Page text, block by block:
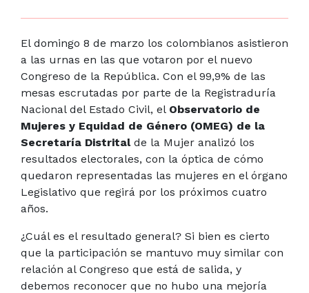
El domingo 8 de marzo los colombianos asistieron
a las urnas en las que votaron por el nuevo
Congreso de la República. Con el 99,9% de las
mesas escrutadas por parte de la Registraduría
Nacional del Estado Civil, el Observatorio de
Mujeres y Equidad de Género (OMEG) de la
Secretaría Distritalde la Mujer analizó los
resultados electorales, con la óptica de cómo
quedaron representadas las mujeres en el órgano
Legislativo que regirá por los próximos cuatro
años.
¿Cuál es el resultado general? Si bien es cierto
que la participación se mantuvo muy similar con
relación al Congreso que está de salida, y
debemos reconocer que no hubo una mejoría